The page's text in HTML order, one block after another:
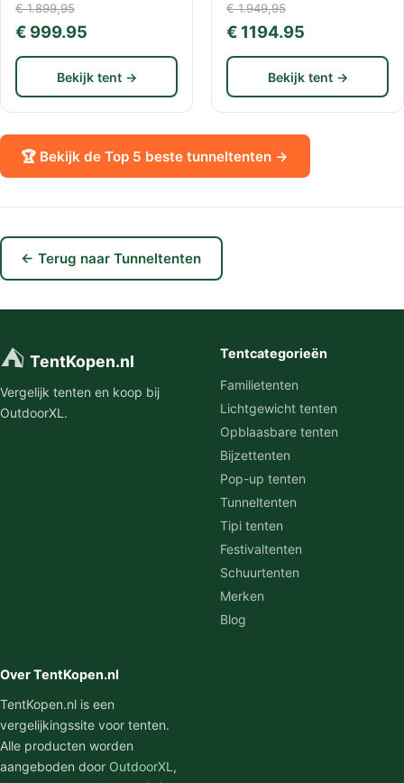
€ 1.899,95
€ 999.95
Bekijk tent →
€ 1.949,95
€ 1194.95
Bekijk tent →
🏆 Bekijk de Top 5 beste tunneltenten →
← Terug naar Tunneltenten
⛺ TentKopen.nl
Vergelijk tenten en koop bij
OutdoorXL.
Tentcategorieën
Familietenten
Lichtgewicht tenten
Opblaasbare tenten
Bijzettenten
Pop-up tenten
Tunneltenten
Tipi tenten
Festivaltenten
Schuurtenten
Merken
Blog
Over TentKopen.nl
TentKopen.nl is een
vergelijkingssite voor tenten.
Alle producten worden
aangeboden door OutdoorXL ,